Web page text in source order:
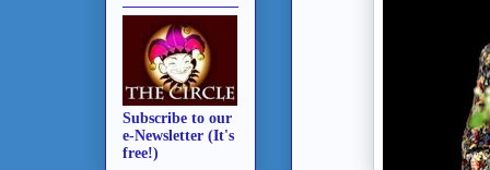
Subscribe to our
e-Newsletter (It's
free!)